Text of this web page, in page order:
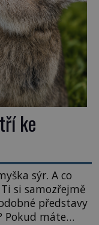
ke
sýr. A co
si samozřejmě
představy
Pokud máte